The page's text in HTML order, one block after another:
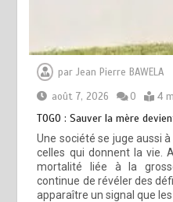
parJean Pierre BAWELA
août 7, 2026
0 4
TOGO : Sauver la mère
Une société se juge aussi
celles qui donnent la vie.
mortalité liée à la
continue de révéler des
apparaître un signal que les